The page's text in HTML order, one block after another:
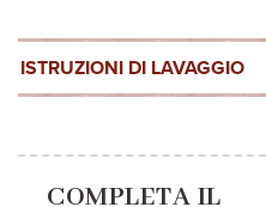
ISTRUZIONI DI LAVAGGIO
COMPLETA IL